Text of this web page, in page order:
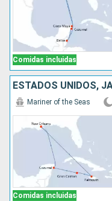
Comidas incluidas
Comidas incluidas
Mariner of the Seas